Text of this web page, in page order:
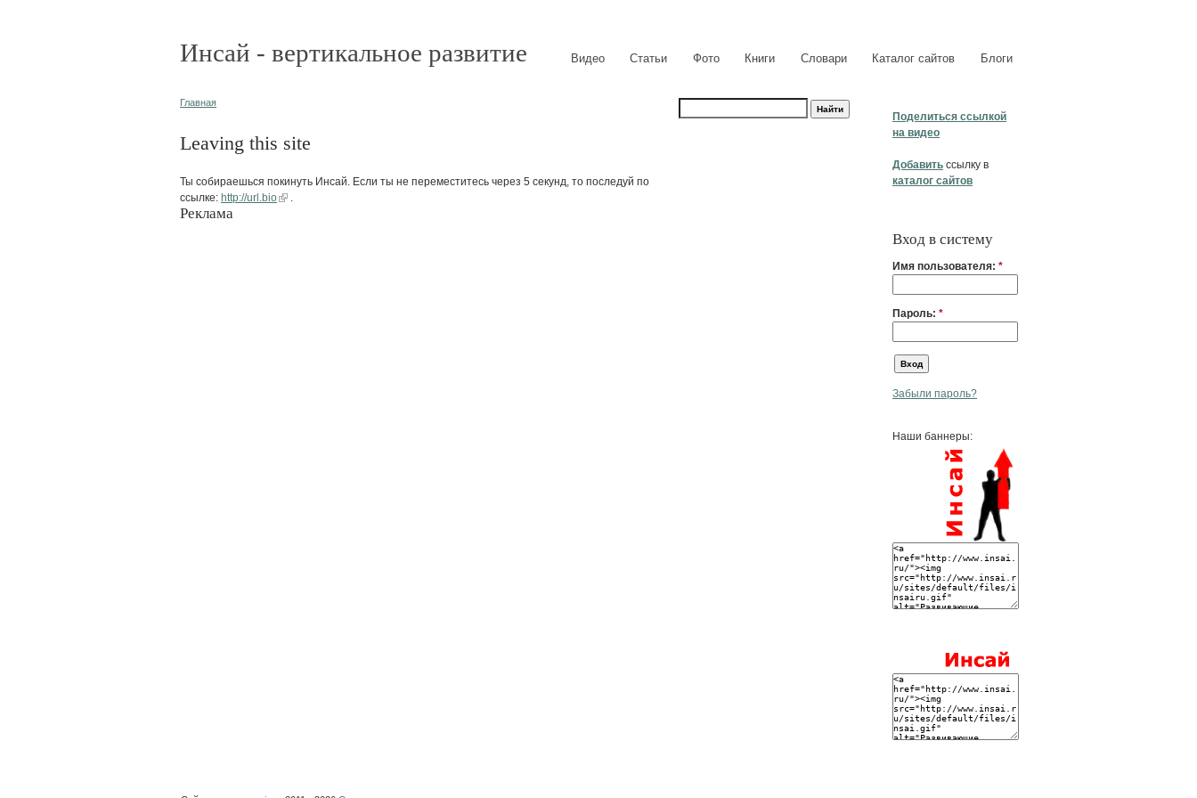
Инсай - вертикальное развитие Видео Статьи Фото Книги Словари Каталог сайтов Блоги
Поделиться ссылкой
на видео
Добавить ссылку в
каталог сайтов
Вход в систему
Имя пользователя: *
Пароль: *
Забыли пароль?
Наши баннеры:
Главная
Leaving this site
Ты собираешься покинуть Инсай. Если ты не переместитесь через 5 секунд, то последуй по
ссылке: http://url.bio
Реклама